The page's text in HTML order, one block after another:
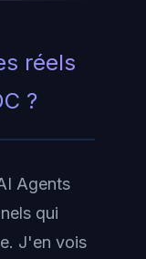
réels
?
Agents
qui
J'en vois